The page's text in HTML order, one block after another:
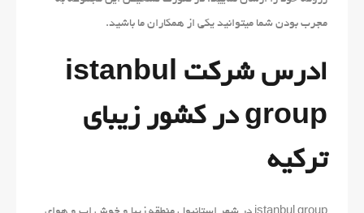
مجرب بودن شما میتوانید یکی از همکاران ما باشید.
ادرس شرکت istanbul
group در کشور زیبای
ترکیه